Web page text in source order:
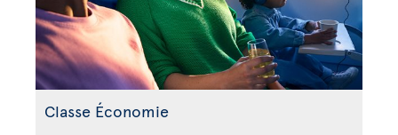
Classe Économie